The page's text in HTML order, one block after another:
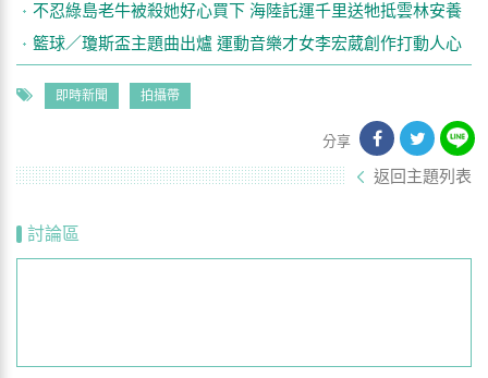
不忍綠島老牛被殺她好心買下 海陸託運千里送牠抵雲林安養
籃球／瓊斯盃主題曲出爐 運動音樂才女李宏葳創作打動人心
即時新聞 拍攝帶
分享
返回主題列表
討論區